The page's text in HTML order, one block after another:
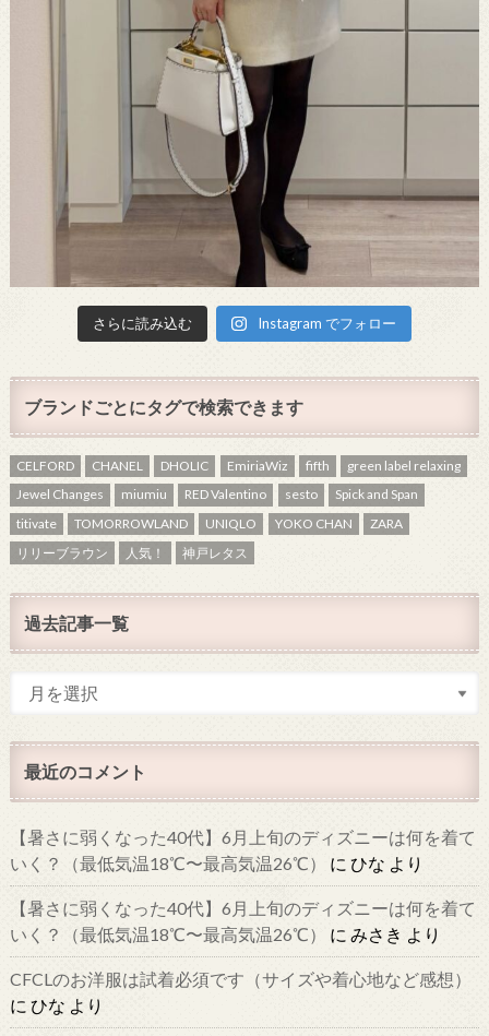
さらに読み込む Instagram でフォロー
ブランドごとにタグで検索できます
CELFORD CHANEL DHOLIC EmiriaWiz fifth
green label relaxing
Jewel Changes
miumiu RED Valentino sesto
Spick and Span
titivate
TOMORROWLAND UNIQLO YOKO CHAN
ZARA
リリーブラウン
人気！ 神戸レタス
過去記事一覧
最近のコメント
【暑さに弱くなった40代】6月上旬のディズニーは何を着て
いく？（最低気温18℃〜最高気温26℃）
に ひな より
【暑さに弱くなった40代】6月上旬のディズニーは何を着て
いく？（最低気温18℃〜最高気温26℃）
に みさき より
CFCLのお洋服は試着必須です（サイズや着心地など感想）
に ひな より